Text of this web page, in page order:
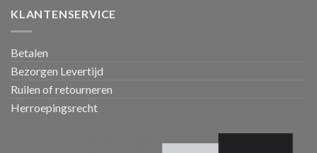
KLANTENSERVICE
Betalen
Bezorgen Levertijd
Ruilen of retourneren
Herroepingsrecht